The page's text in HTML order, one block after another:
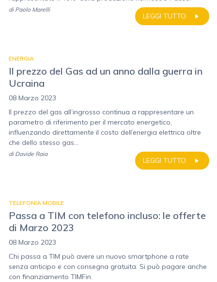
LEGGI TUTTO
di Paolo Marelli
ENERGIA
Il prezzo del Gas ad un anno dalla guerra in
Ucraina
08 Marzo 2023
Il prezzo del gas all’ingrosso continua a rappresentare un
parametro di riferimento per il mercato energetico,
influenzando direttamente il costo dell’energia elettrica oltre
che dello stesso gas...
LEGGI TUTTO
di Davide Raia
TELEFONIA MOBILE
Passa a TIM con telefono incluso: le offerte
di Marzo 2023
08 Marzo 2023
Chi passa a TIM può avere un nuovo smartphone a rate
senza anticipo e con consegna gratuita. Si può pagare anche
con finanziamento TIMFin.